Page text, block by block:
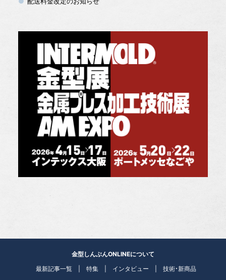
金型しんぶんONLINEについて
最新記事一覧
特集 インタビュー 技術・新商品